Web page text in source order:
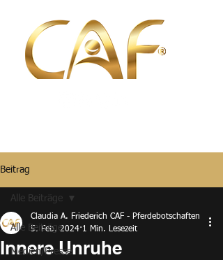
Beitrag
Alle Beiträge
Medien/Presse
Alle Beiträge
Innere Unruhe
Claudia A. Friederich CAF - Pferdebotschaften
5. Feb. 2024 1 Min. Lesezeit